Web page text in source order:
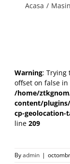
Acasa
Warning: Trying
offset on false in
/home/
content/
cp-geolocation-
line 209
Byadmin |